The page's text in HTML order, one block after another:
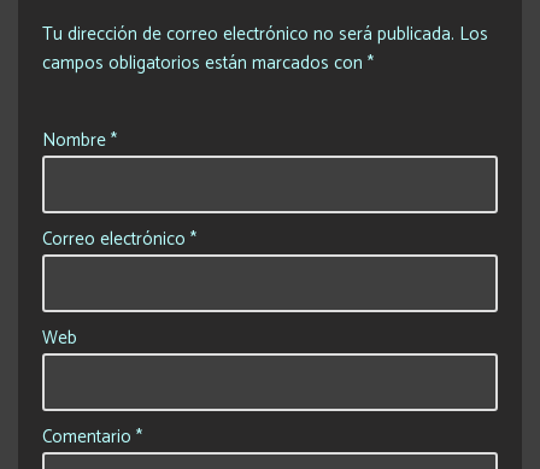
Tu dirección de correo electrónico no será publicada. Los
campos obligatorios están marcados con *
Nombre*
Correo electrónico *
Web
Comentario *